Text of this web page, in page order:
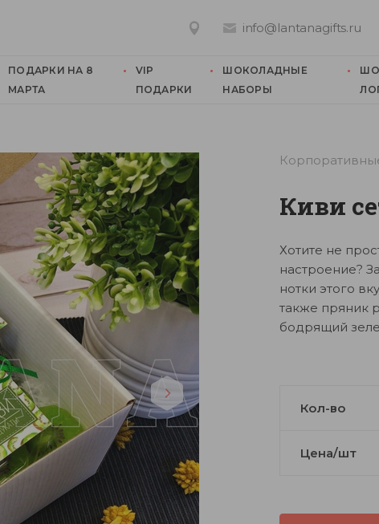
info@lantanagifts.ru
ПОДАРКИ НА 8
МАРТА
VIP
ПОДАРКИ
ШОКОЛАДНЫЕ
НАБОРЫ
Киви
Хотите не
настроение?
нотки этого
также пряник
бодрящий
Кол-во
Цена/шт